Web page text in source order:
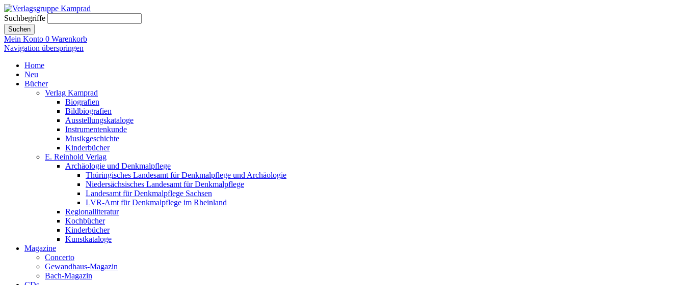
Suchbegriffe
Suchen
Mein Konto 0 Warenkorb
Navigation überspringen
Home
Neu
Bücher
Verlag Kamprad
Biografien
Bildbiografien
Ausstellungskataloge
Instrumentenkunde
Musikgeschichte
Kinderbücher
E. Reinhold Verlag
Archäologie und Denkmalpflege
Thüringisches Landesamt für Denkmalpflege und Archäologie
Niedersächsisches Landesamt für Denkmalpflege
Landesamt für Denkmalpflege Sachsen
LVR-Amt für Denkmalpflege im Rheinland
Regionalliteratur
Kochbücher
Kinderbücher
Kunstkataloge
Magazine
Concerto
Gewandhaus-Magazin
Bach-Magazin